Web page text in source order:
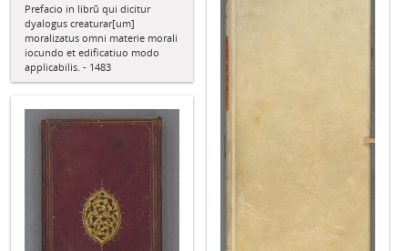
Prefacio in librū qui dicitur
dyalogus creaturar[um]
moralizatus omni materie morali
iocundo et edificatiuo modo
applicabilis. - 1483